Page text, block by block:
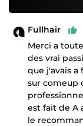
Fullhair
Merci a
des vrai
que j'avais a
sur comeup
est fait de A
le